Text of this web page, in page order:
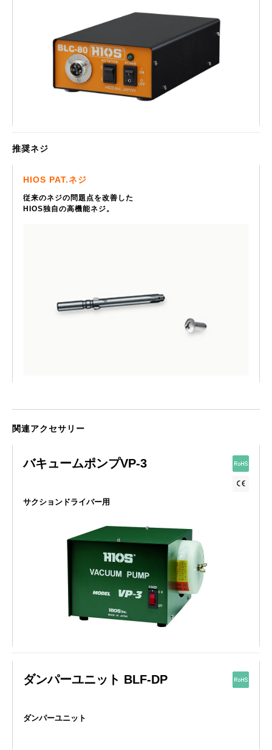
推奨ネジ
HIOS PAT.ネジ
従来のネジの問題点を改善した
HIOS独自の高機能ネジ。
関連アクセサリー
バキュームポンプVP-3
サクションドライバー用
ダンパーユニット BLF-DP
ダンパーユニット